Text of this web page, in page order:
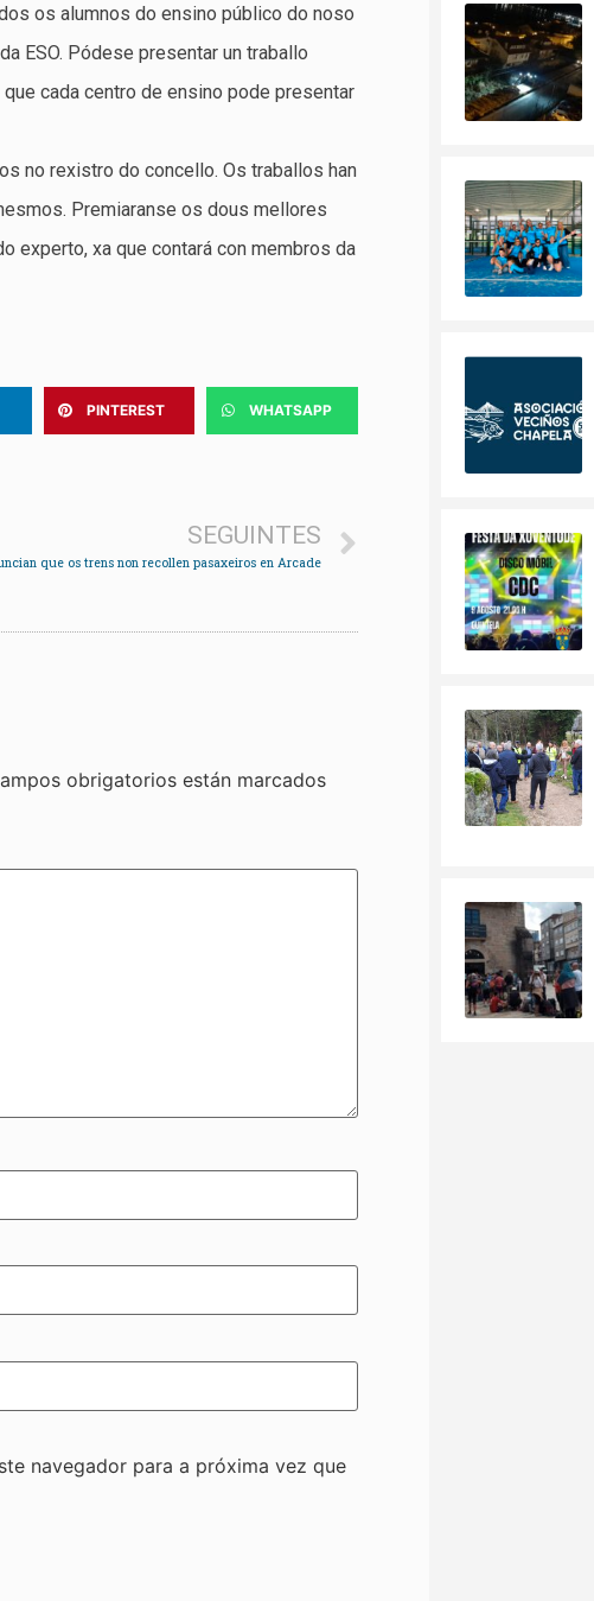
os alumnos do ensino público do noso
ESO. Pódese presentar un traballo
cada centro de ensino pode presentar
no rexistro do concello. Os traballos han
Premiaranse os dous mellores
experto, xa que contará con membros da
PINTEREST WHATSAPP
SEGUINTES
que os trens non recollen pasaxeiros en Arcade
obrigatorios están marcados
navegador para a próxima vez que